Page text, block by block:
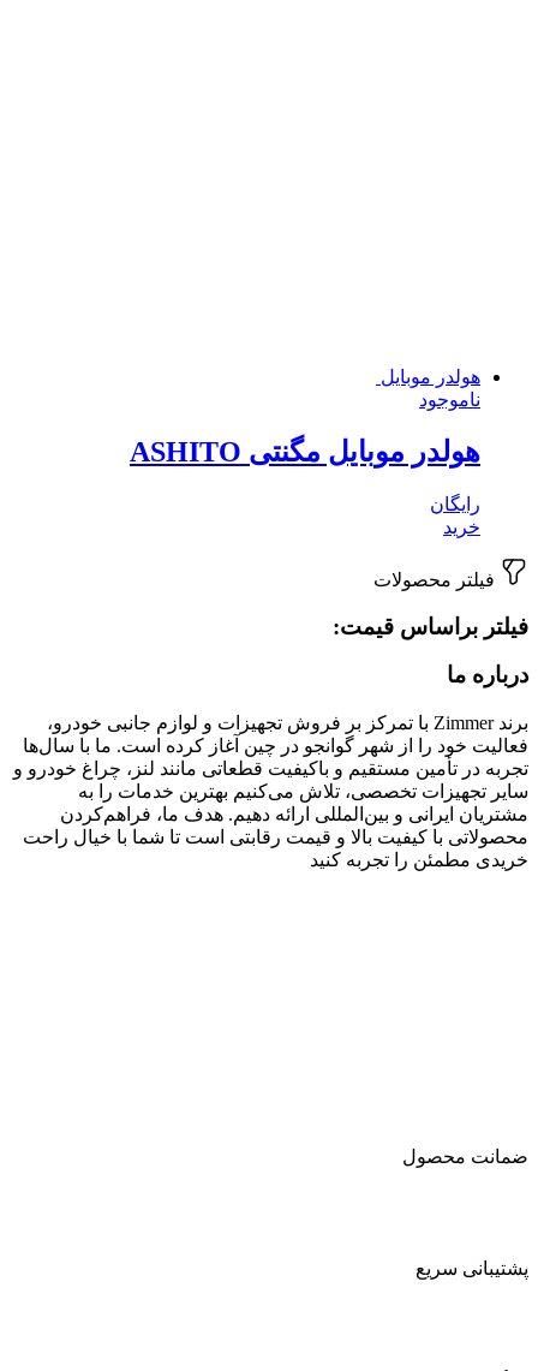
هولدر موبایل
ناموجود
هولدر موبایل مگنتی ASHITO
رایگان
خرید
فیلتر محصولات
فیلتر براساس قیمت:
درباره ما
برند Zimmer با تمرکز بر فروش تجهیزات و لوازم جانبی خودرو،
فعالیت خود را از شهر گوانجو در چین آغاز کرده است. ما با سال‌ها
تجربه در تأمین مستقیم و باکیفیت قطعاتی مانند لنز، چراغ خودرو و
سایر تجهیزات تخصصی، تلاش می‌کنیم بهترین خدمات را به
مشتریان ایرانی و بین‌المللی ارائه دهیم. هدف ما، فراهم‌کردن
محصولاتی با کیفیت بالا و قیمت رقابتی است تا شما با خیال راحت
خریدی مطمئن را تجربه کنید
ضمانت محصول
پشتیبانی سریع